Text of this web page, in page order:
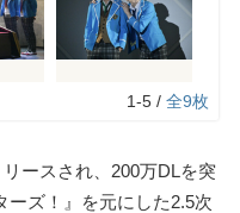
1-5 / 全9枚
ースされ、200万DLを突
ズ！』を元にした2.5次